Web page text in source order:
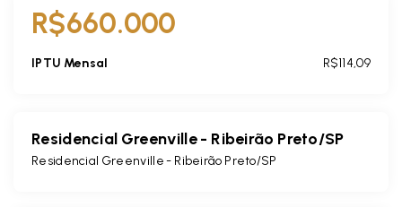
R$660.000
IPTU Mensal R$114,09
Residencial Greenville - Ribeirão Preto/SP
Residencial Greenville - Ribeirão Preto/SP